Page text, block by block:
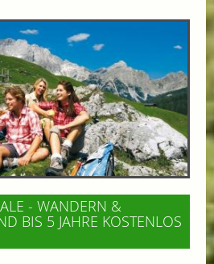
- WANDERN &
BIS 5 JAHRE KOSTENLOS